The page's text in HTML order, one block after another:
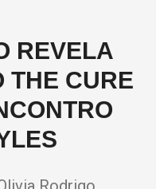
REVELA
THE CURE